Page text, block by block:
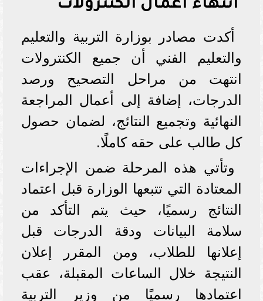
انتهاء أعمال الكنترولات
أكدت مصادر بوزارة التربية والتعليم
والتعليم الفني أن جميع الكنترولات
انتهت من مراحل التصحيح ورصد
الدرجات، إضافة إلى أعمال المراجعة
النهائية وتجميع النتائج، لضمان حصول
كل طالب على حقه كاملًا.
وتأتي هذه المرحلة ضمن الإجراءات
المعتادة التي تتبعها الوزارة قبل اعتماد
النتائج رسميًا، حيث يتم التأكد من
سلامة البيانات ودقة الدرجات قبل
إعلانها للطلاب، ومن المقرر إعلان
النتيجة خلال الساعات المقبلة، عقب
اعتمادها رسميًا من وزير التربية